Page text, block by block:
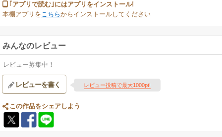
｢アプリで読む｣にはアプリをインストール!
本棚アプリをこちらからインストールしてください
みんなのレビュー
レビュー募集中！
レビューを書く レビュー投稿で最大1000pt!
この作品をシェアしよう